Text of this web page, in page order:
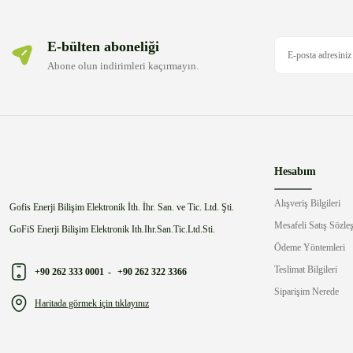
E-bülten aboneliği
Abone olun indirimleri kaçırmayın.
Gofis Enerji Bilişim Elektronik İth. İhr. San. ve Tic. Ltd. Şti.
GoFiS Enerji Bilişim Elektronik Ith.Ihr.San.Tic.Ltd.Sti.
+90 262 333 0001 - +90 262 322 3366
Haritada görmek için tıklayınız
Hesabım
Alışveriş Bilgileri
Mesafeli Satış
Ödeme Yöntemleri
Teslimat Bilgileri
Siparişim Nerede